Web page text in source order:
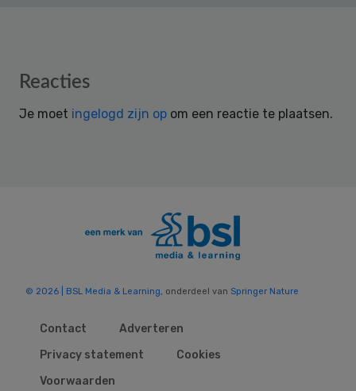
Reader
Reacties
Je moet ingelogd zijn op om een reactie te plaatsen.
© 2026 | BSL Media & Learning, onderdeel van Springer Nature
Contact
Adverteren
Privacy statement
Cookies
Voorwaarden